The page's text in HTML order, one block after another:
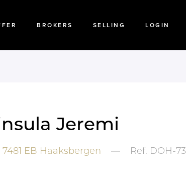
BROKERS SELLING LOGIN
Jeremi
7481 EB Haaksbergen — Ref. DOH-73